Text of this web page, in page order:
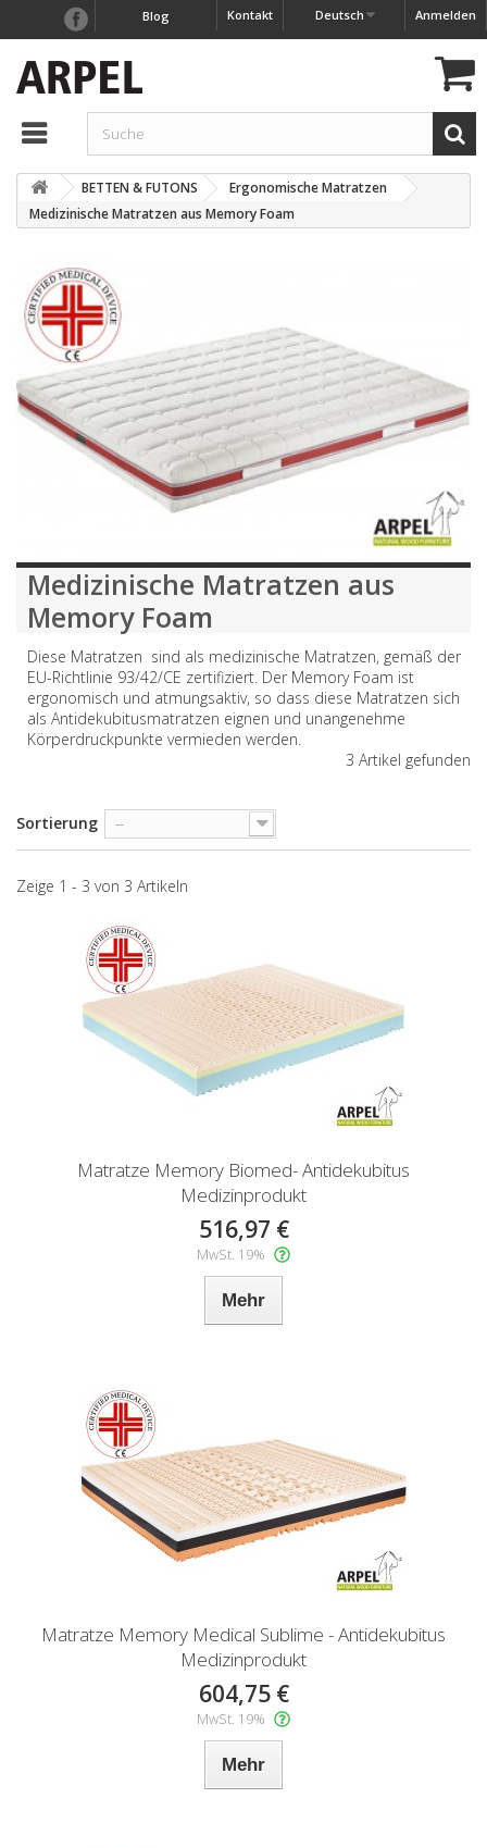
Anmelden
Deutsch
Kontakt
Blog
BETTEN & FUTONS
Ergonomische Matratzen
Medizinische Matratzen aus Memory Foam
Medizinische Matratzen aus
Memory Foam
Diese Matratzen sind als medizinische Matratzen, gemäß der
EU-Richtlinie 93/42/CE zertifiziert. Der Memory Foam ist
ergonomisch und atmungsaktiv, so dass diese Matratzen sich
als Antidekubitusmatratzen eignen und unangenehme
Körperdruckpunkte vermieden werden.
3 Artikel gefunden
Sortierung --
Zeige 1 - 3 von 3 Artikeln
Matratze Memory Biomed- Antidekubitus
Medizinprodukt
516,97 €
MwSt. 19%
Mehr
Matratze Memory Medical Sublime - Antidekubitus
Medizinprodukt
604,75 €
MwSt. 19%
Mehr